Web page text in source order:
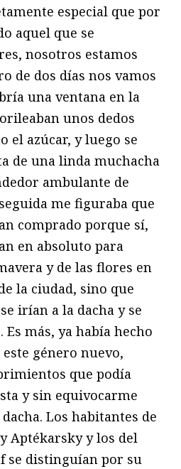
especial que por
aquel que se
nosotros estamos
de dos días nos vamos
una ventana en la
unos dedos
el azúcar, y luego se
de una linda muchacha
ambulante de
me figuraba que
comprado porque sí,
en absoluto para
y de las flores en
la ciudad, sino que
irían a la dacha y se
más, ya había hecho
género nuevo,
que podía
y sin equivocarme
Los habitantes de
Aptékarsky y los del
se distinguían por su